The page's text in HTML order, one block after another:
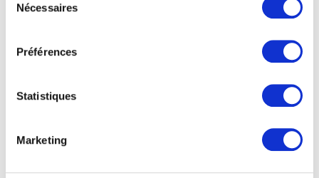
Nécessaires
Préférences
Statistiques
Marketing